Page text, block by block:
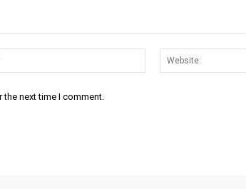
Email:*
next time I comment.